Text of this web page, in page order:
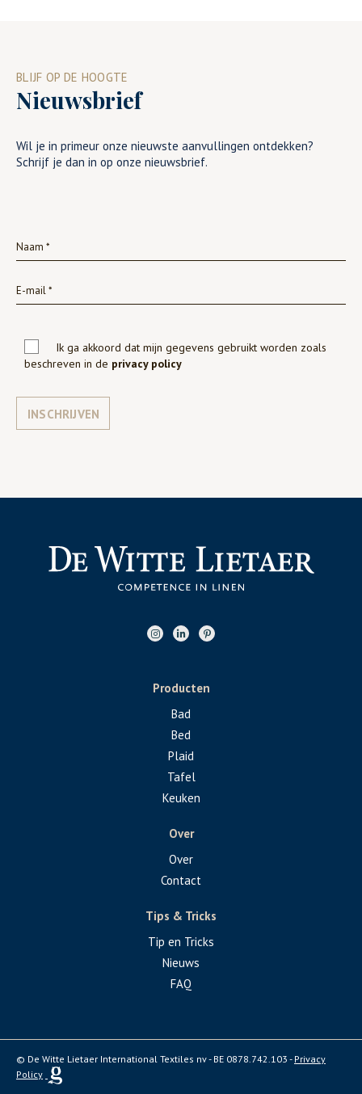
BLIJF OP DE HOOGTE
Nieuwsbrief
Wil je in primeur onze nieuwste aanvullingen ontdekken?
Schrijf je dan in op onze nieuwsbrief.
Ik ga akkoord dat mijn gegevens gebruikt worden zoals
beschreven in de privacy policy
INSCHRIJVEN
Producten
Bad
Bed
Plaid
Tafel
Keuken
Over
Over
Contact
Tips & Tricks
Tip en Tricks
Nieuws
FAQ
© De Witte Lietaer International Textiles nv - BE 0878.742.103 - Privacy
Policy